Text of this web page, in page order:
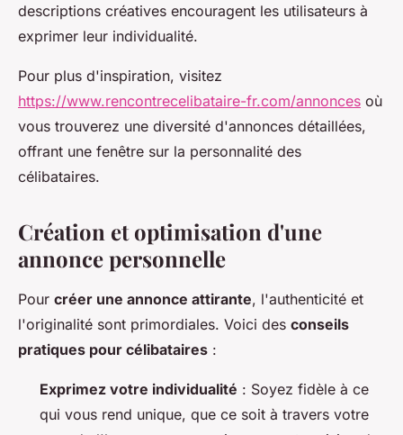
descriptions créatives encouragent les utilisateurs à
exprimer leur individualité.
Pour plus d'inspiration, visitez
https://www.rencontrecelibataire-fr.com/annonces où
vous trouverez une diversité d'annonces détaillées,
offrant une fenêtre sur la personnalité des
célibataires.
Création et optimisation d'une
annonce personnelle
Pour créer une annonce attirante, l'authenticité et
l'originalité sont primordiales. Voici des conseils
pratiques pour célibataires :
Exprimez votre individualité : Soyez fidèle à ce
qui vous rend unique, que ce soit à travers votre